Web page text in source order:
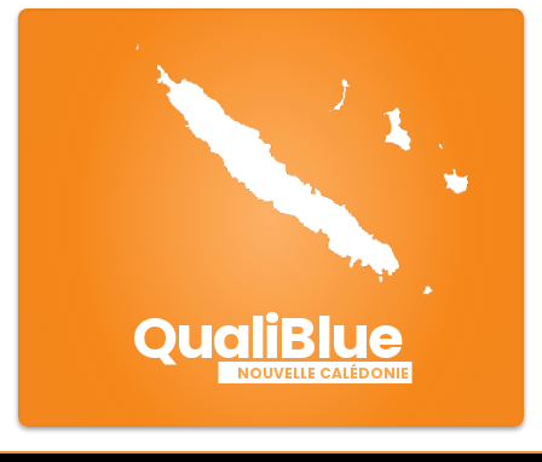
QualiBlue
NOUVELLE CALÉDONIE